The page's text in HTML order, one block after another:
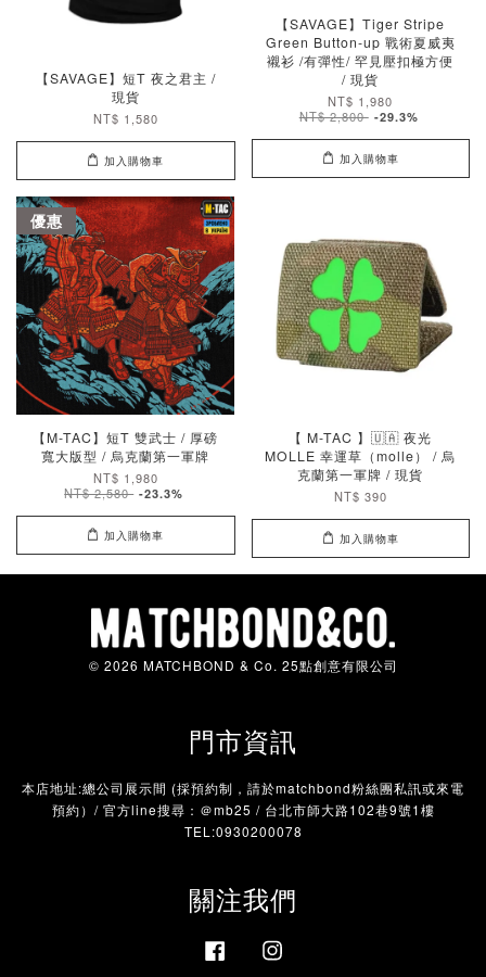
【SAVAGE】短T 夜之君主 /
現貨
NT$ 1,580
加入購物車
【SAVAGE】Tiger Stripe
Green Button-up 戰術夏威夷
襯衫 /有彈性/ 罕見壓扣極方便
/ 現貨
NT$ 1,980
NT$ 2,800 -29.3%
加入購物車
優惠
【M-TAC】短T 雙武士 / 厚磅
寬大版型 / 烏克蘭第一軍牌
NT$ 1,980
NT$ 2,580 -23.3%
加入購物車
【 M-TAC 】🇺🇦 夜光
MOLLE 幸運草（molle） / 烏
克蘭第一軍牌 / 現貨
NT$ 390
加入購物車
© 2026 MATCHBOND & Co. 25點創意有限公司
門市資訊
本店地址:總公司展示間 (採預約制，請於matchbond粉絲團私訊或來電
預約）/ 官方line搜尋：＠mb25 / 台北市師大路102巷9號1樓
TEL:0930200078
關注我們
Facebook